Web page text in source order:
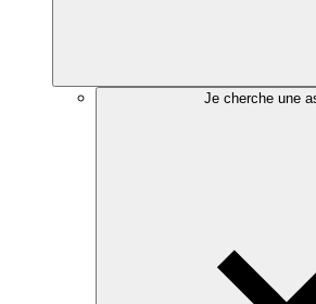
Je cherche une